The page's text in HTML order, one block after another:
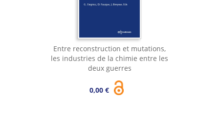
Entre reconstruction et mutations,
les industries de la chimie entre les
deux guerres
0,00 €